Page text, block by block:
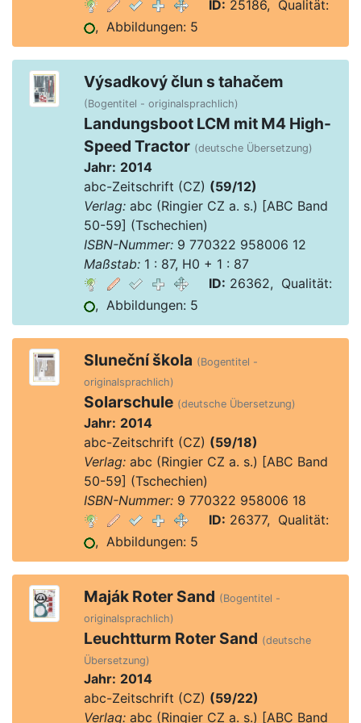
ID: 25186, Qualität:
, Abbildungen: 5
Výsadkový člun s tahačem
(Bogentitel - originalsprachlich)
Landungsboot LCM mit M4 High-
Speed Tractor (deutsche Übersetzung)
Jahr: 2014
abc-Zeitschrift (CZ) (59/12)
Verlag:abc (Ringier CZ a. s.) [ABC Band
50-59] (Tschechien)
ISBN-Nummer:9 770322 958006 12
Maßstab:1 : 87, H0 + 1 : 87
ID: 26362, Qualität:
, Abbildungen: 5
Sluneční škola (Bogentitel -
originalsprachlich)
Solarschule (deutsche Übersetzung)
Jahr: 2014
abc-Zeitschrift (CZ) (59/18)
Verlag:abc (Ringier CZ a. s.) [ABC Band
50-59] (Tschechien)
ISBN-Nummer:9 770322 958006 18
ID: 26377, Qualität:
, Abbildungen: 5
Maják Roter Sand (Bogentitel -
originalsprachlich)
Leuchtturm Roter Sand (deutsche
Übersetzung)
Jahr: 2014
abc-Zeitschrift (CZ) (59/22)
Verlag:abc (Ringier CZ a. s.) [ABC Band